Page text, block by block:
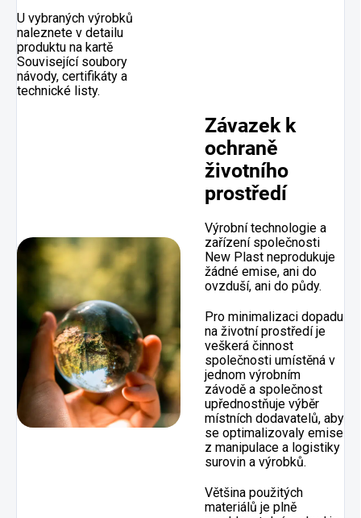
U vybraných výrobků
naleznete v detailu
produktu na kartě
Související soubory
návody, certifikáty a
technické listy.
Závazek k
ochraně
životního
prostředí
Výrobní technologie a
zařízení společnosti
New Plast neprodukuje
žádné emise, ani do
ovzduší, ani do půdy.
Pro minimalizaci dopadu
na životní prostředí je
veškerá činnost
společnosti umístěná v
jednom výrobním
závodě a společnost
upřednostňuje výběr
místních dodavatelů, aby
se optimalizovaly emise
z manipulace a logistiky
surovin a výrobků.
Většina použitých
materiálů je plně